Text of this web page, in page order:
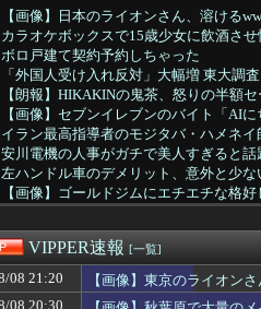
【画像】日本のライオンさん、溶ける
カラオケボックスで15歳少女に飲酒さ
ボロ戸建て契約予約しちゃった
「外国人受け入れ反対」大幅増 東大調
【朗報】HIKAKINの鬼茶、怒りの半額
【画像】セブンイレブンのバイト「
イラン最高指導者のモジタバ・ハメネ
安川電機の人事がガチで美人すぎると
左ハンドル車のデメリット、意外と少な
【画像】ゴールドジムにエチエチな格
彼氏・夫がいるけど男性恐怖症
【悲報】堀大輔さん、実は仮眠を取って
【悲報】堀大輔さん、実は仮眠を取って
左ハンドル車のデメリット、意外と少な
VIPPER速報 [一覧]
08 21:20
【画像】東京のライオン
08 20:30